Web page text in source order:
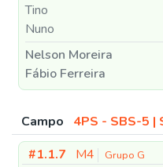
Tino
Nuno
Nelson Moreira
Fábio Ferreira
Campo
4PS - SBS-5 |
#1.1.7
M4 Grupo G